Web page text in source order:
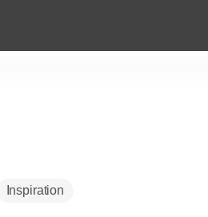
Inspiration